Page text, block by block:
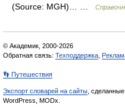
(Source: MGH)… …
© Академик, 2000-2026
Обратная связь: Техподдержка
👣 Путешествия
Экспорт словарей на сайты ,
WordPress, MODx.